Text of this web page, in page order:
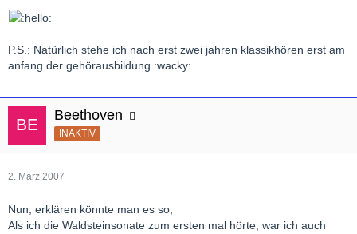
P.S.: Natürlich stehe ich nach erst zwei jahren klassikhören erst am
anfang der gehörausbildung :wacky:
Beethoven
INAKTIV
2. März 2007
Nun, erklären könnte man es so;
Als ich die Waldsteinsonate zum ersten mal hörte, war ich auch